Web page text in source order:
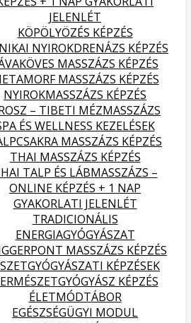
JELENLÉT
KÖPÖLYÖZÉS KÉPZÉS
NYIROKDRENÁZS KÉPZÉS
MASSZÁZS KÉPZÉS
MASSZÁZS KÉPZÉS
NYIROKMASSZÁZS KÉPZÉS
– TIBETI MÉZMASSZÁZS
ÉS WELLNESS KEZELÉSEK
MASSZÁZS KÉPZÉS
THAI MASSZÁZS KÉPZÉS
TALP ÉS LÁBMASSZÁZS –
ONLINE KÉPZÉS + 1 NAP
GYAKORLATI JELENLÉT
TRADICIONÁLIS
ENERGIAGYÓGYÁSZAT
MASSZÁZS KÉPZÉS
KÉPZÉSEK
KÉPZÉS
ÉLETMÓDTÁBOR
EGÉSZSÉGÜGYI MODUL